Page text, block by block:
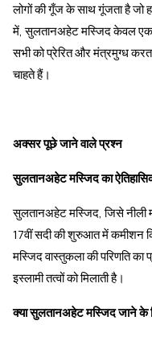
लोगों की गूँज के साथ गूंजता है जो
में, सुलतानअहेट मस्जिद केवल एक
सभी को प्रेरित और मंत्रमुग्ध
चाहते हैं।
अक्सर पूछे जाने वाले प्रश्न
सुलतानअहेट मस्जिद का
सुलतानअहेट मस्जिद, जिसे नीली
17वीं सदी की शुरुआत में कमीशन
मस्जिद वास्तुकला की परिणति का
इस्लामी तत्वों को मिलाती है।
क्या सुलतानअहेट मस्जिद जाने के